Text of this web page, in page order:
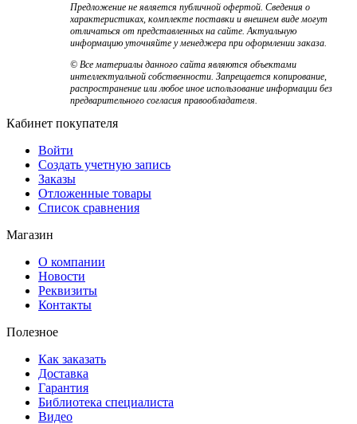
Предложение не является публичной офертой. Сведения о
характеристиках, комплекте поставки и внешнем виде могут
отличаться от представленных на сайте. Актуальную
информацию уточняйте у менеджера при оформлении заказа.
© Все материалы данного сайта являются объектами
интеллектуальной собственности. Запрещается копирование,
распространение или любое иное использование информации без
предварительного согласия правообладателя.
Кабинет покупателя
Войти
Создать учетную запись
Заказы
Отложенные товары
Список сравнения
Магазин
О компании
Новости
Реквизиты
Контакты
Полезное
Как заказать
Доставка
Гарантия
Библиотека специалиста
Видео